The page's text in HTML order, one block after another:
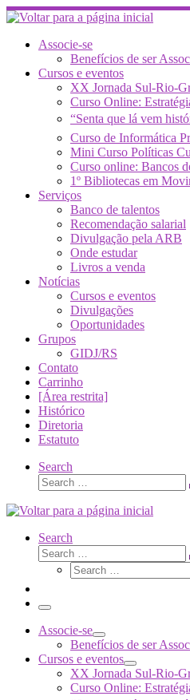
Skip
to
contentAssocie-se
Benefícios de ser
Cursos e eventos
XX Jornada Sul-Rio-
Curso Online:
“Senta que lá vem
Curso de Informática
Mini Curso Políticas
Curso online: Bancos
1º Bibliotecas em
Serviços
Banco de talentos
Recomendação salarial
Divulgação pela ARB
Onde estudar
Livros a venda
Notícias
Cursos e eventos
Divulgações
Oportunidades
Grupos
GIDJ/RS
Contato
Carrinho
[Área restrita]
Histórico
Diretoria
Estatuto
Search
Search
Search
Search
Search
Menu
Associe-se
Benefícios de ser
Cursos e eventos
XX Jornada Sul-Rio-
Curso Online: